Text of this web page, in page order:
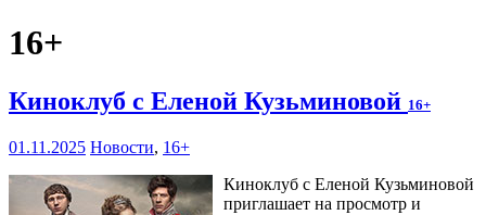
16+
Киноклуб с Еленой Кузьминовой 16+
01.11.2025 Новости, 16+
Киноклуб с Еленой Кузьминовой
приглашает на просмотр и